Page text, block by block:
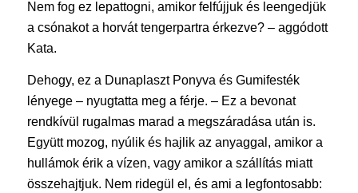
Nem fog ez lepattogni, amikor felfújjuk és leengedjük
a csónakot a horvát tengerpartra érkezve? – aggódott
Kata.
Dehogy, ez a Dunaplaszt Ponyva és Gumifesték
lényege – nyugtatta meg a férje. – Ez a bevonat
rendkívül rugalmas marad a megszáradása után is.
Együtt mozog, nyúlik és hajlik az anyaggal, amikor a
hullámok érik a vízen, vagy amikor a szállítás miatt
összehajtjuk. Nem ridegül el, és ami a legfontosabb: